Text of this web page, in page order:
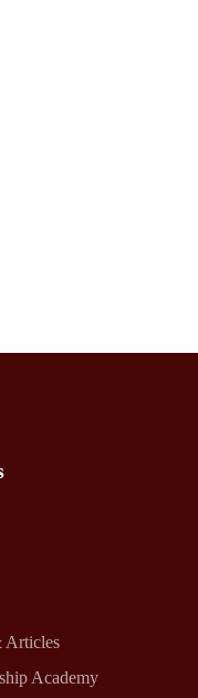
Articles
Academy